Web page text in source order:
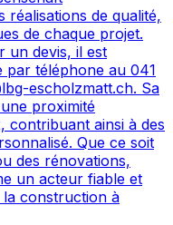
réalisations de qualité,
de chaque projet.
un devis, il est
par téléphone au 041
escholzmatt.ch. Sa
proximité
contribuant ainsi à des
Que ce soit
des rénovations,
un acteur fiable et
construction à